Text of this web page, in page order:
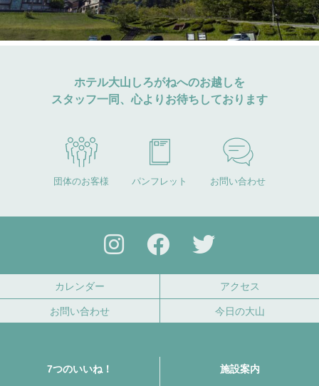
ホテル大山しろがねへのお越しを
スタッフ一同、心よりお待ちしております
団体のお客様 パンフレット お問い合わせ
カレンダー アクセス
お問い合わせ 今日の大山
7つのいいね！ 施設案内